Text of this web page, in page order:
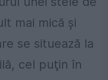
mai mică şi
se situează la
cel puţin în